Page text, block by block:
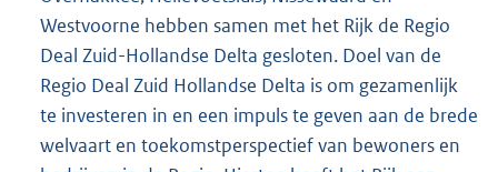
Westvoorne hebben samen met het Rijk de Regio
Deal Zuid-Hollandse Delta gesloten. Doel van de
Regio Deal Zuid Hollandse Delta is om gezamenlijk
te investeren in en een impuls te geven aan de brede
welvaart en toekomstperspectief van bewoners en